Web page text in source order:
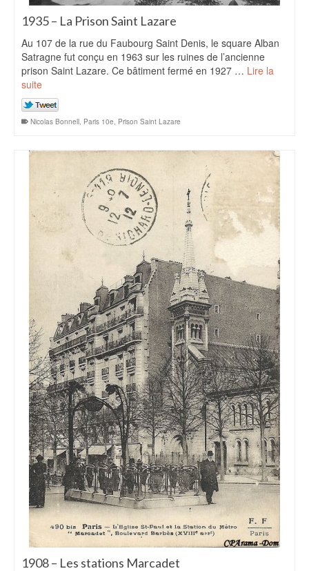
1935 – La Prison Saint Lazare
Au 107 de la rue du Faubourg Saint Denis, le square Alban
Satragne fut conçu en 1963 sur les ruines de l’ancienne
prison Saint Lazare. Ce bâtiment fermé en 1927 … Lire la
suite
Nicolas Bonnell, Paris 10e, Prison Saint Lazare
1908 – Les stations Marcadet